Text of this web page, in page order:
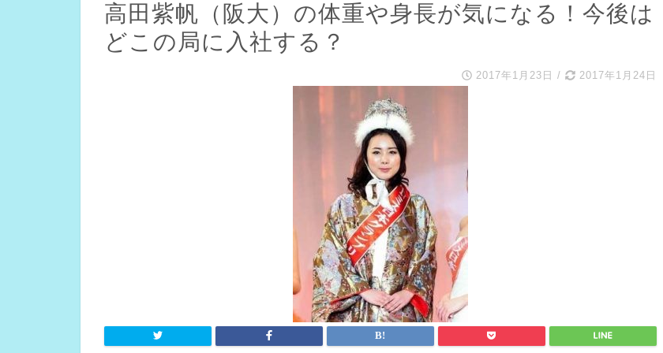
高田紫帆（阪大）の体重や身長が気になる！今後は
どこの局に入社する？
2017年1月23日 / 2017年1月24日